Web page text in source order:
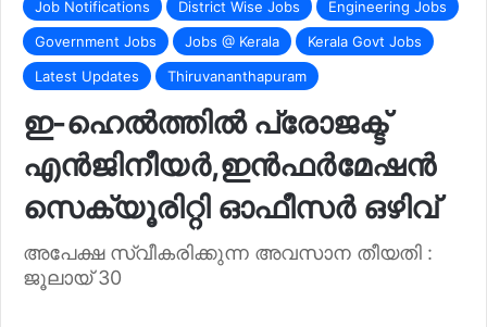
Job Notifications District Wise Jobs
Engineering Jobs
Government Jobs
Jobs @ Kerala
Kerala Govt Jobs
Latest Updates
Thiruvananthapuram
ഇ-ഹെൽത്തിൽ പ്രോജക്ട്
എൻജിനീയർ,ഇൻഫർമേഷൻ
സെക്യൂരിറ്റി ഓഫീസർ ഒഴിവ്
അപേക്ഷ സ്വീകരിക്കുന്ന അവസാന തീയതി :
ജൂലായ് 30